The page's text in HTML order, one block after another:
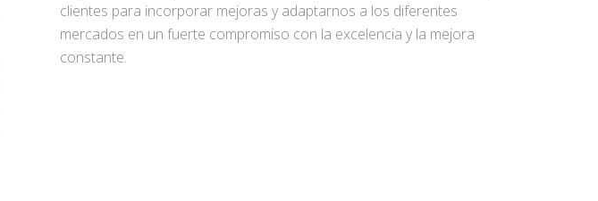
clientes para incorporar mejoras y adaptarnos a los diferentes
mercados en un fuerte compromiso con la excelencia y la mejora
constante.